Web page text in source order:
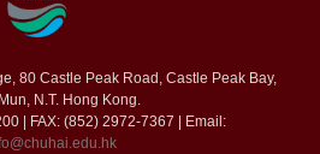
80 Castle Peak Road, Castle Peak Bay,
N.T. Hong Kong.
| FAX: (852) 2972-7367 | Email: